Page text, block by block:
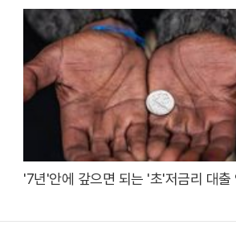
'7년'안에 갚으면 되는 '초'저금리 대출